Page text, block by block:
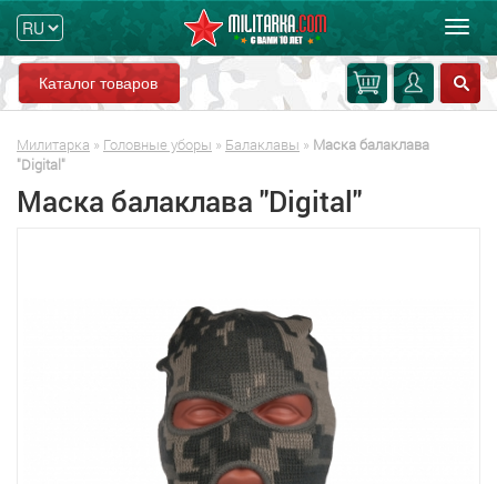
Каталог товаров
Милитарка » Головные уборы » Балаклавы » Маска балаклава
"Digital"
Маска балаклава "Digital"